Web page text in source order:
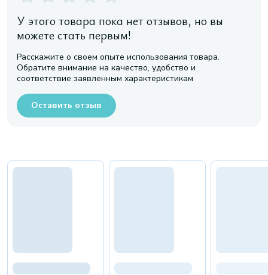
У этого товара пока нет отзывов, но вы
можете стать первым!
Расскажите о своем опыте использования товара.
Обратите внимание на качество, удобство и
соответствие заявленным характеристикам
Оставить отзыв